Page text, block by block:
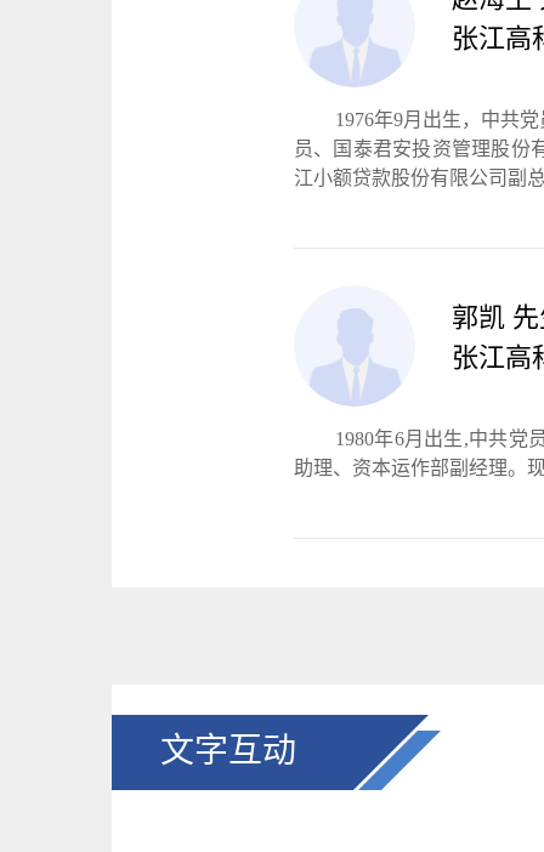
张江高
1976年9月出生，中共
员、国泰君安投资管理股份
江小额贷款股份有限公司副
郭凯
张江高
1980年6月出生,中共党
助理、资本运作部副经理。
文字互动